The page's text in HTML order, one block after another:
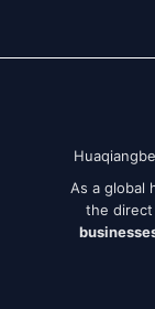
As a global
the